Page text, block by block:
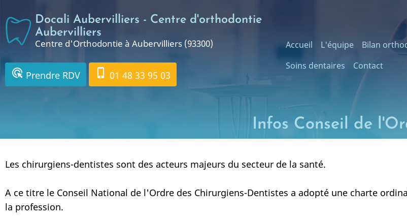
au
contenu
principal
Docali Aubervilliers - Centre d'orthodontie
Aubervilliers
Centre d'Orthodontie à Aubervilliers (93300)
ads_click Prendre RDV phone_iphone 01 48 33 95 03
Main
navigation
Accueil L'équipe Bilan
Soins dentaires
Contact
Infos Conseil de
Les chirurgiens-dentistes sont des acteurs majeurs du secteur de la santé.
A ce titre le Conseil National de l'Ordre des Chirurgiens-Dentistes a adopté une charte
la profession.